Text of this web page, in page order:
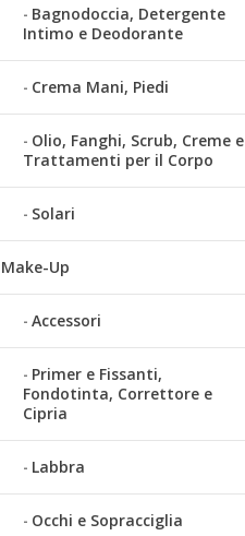
Bagnodoccia, Detergente
Intimo e Deodorante
Crema Mani, Piedi
Olio, Fanghi, Scrub, Creme e
Trattamenti per il Corpo
Solari
Make-Up
Accessori
Primer e Fissanti,
Fondotinta, Correttore e
Cipria
Labbra
Occhi e Sopracciglia